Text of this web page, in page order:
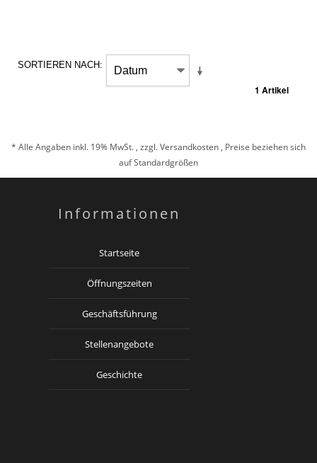
SORTIEREN NACH
1 Artikel
* Alle Angaben inkl. 19% MwSt. , zzgl.Versandkosten , Preise beziehen sich
auf Standardgrößen
Informationen
Startseite
Öffnungszeiten
Geschäftsführung
Stellenangebote
Geschichte